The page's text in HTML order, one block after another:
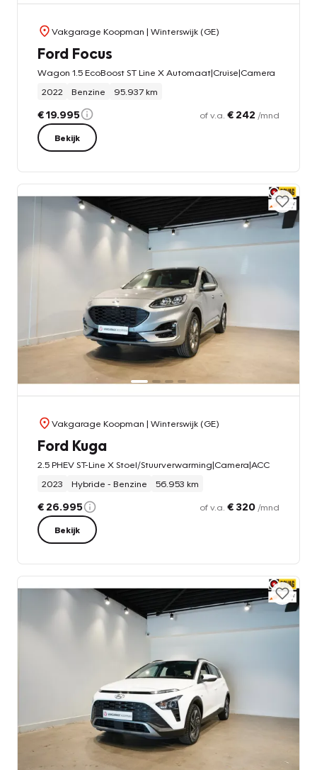
Vakgarage Koopman | Winterswijk (GE)
Ford Focus
Wagon 1.5 EcoBoost ST Line X Automaat|Cruise|Camera
2022
Benzine 95.937 km
€ 19.995 of v.a. € 242 /mnd
Bekijk
Vakgarage Koopman | Winterswijk (GE)
Ford Kuga
2.5 PHEV ST-Line X Stoel/Stuurverwarming|Camera|ACC
2023
Hybride - Benzine 56.953 km
€ 26.995 of v.a. € 320 /mnd
Bekijk